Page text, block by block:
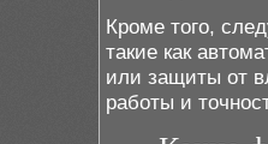
Кроме того,
такие как
или защиты от
работы и